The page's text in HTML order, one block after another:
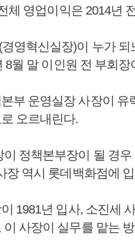
체 영업이익은 2014년
영혁신실장)이 누가
8월 말 이인원 전 부회
부 운영실장 사장이
오르내린다.
이 정책본부장이 될 경
장 역시 롯데백화점에
1981년 입사, 소진세
이 사장이 실무를 맡는